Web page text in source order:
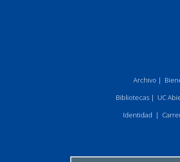
Archivo |
Bibliotecas| UC
Identidad |